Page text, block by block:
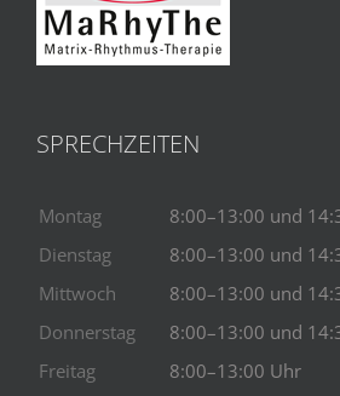
SPRECHZEITEN
Montag
8:00–13:00 und
Dienstag
8:00–13:00 und
Mittwoch
8:00–13:00 und
Donnerstag
8:00–13:00 und
Freitag
8:00–13:00 Uhr